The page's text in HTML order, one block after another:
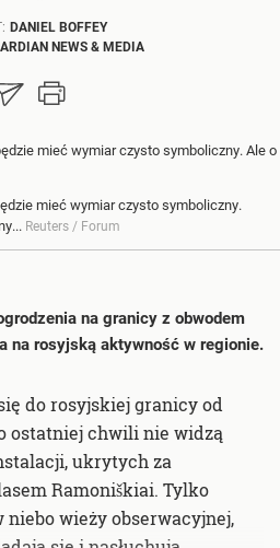
DANIEL BOFFEY
NEWS & MEDIA
mieć wymiar czysto symboliczny.
Reuters / Forum
na granicy z obwodem
na rosyjską aktywność w regionie.
do rosyjskiej granicy od
ostatniej chwili nie widzą
ukrytych za
Ramoniškiai. Tylko
wieży obserwacyjnej,